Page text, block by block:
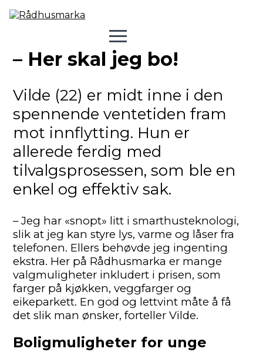
– Her skal jeg bo!
Vilde (22) er midt inne i den
spennende ventetiden fram
mot innflytting. Hun er
allerede ferdig med
tilvalgsprosessen, som ble en
enkel og effektiv sak.
– Jeg har «snopt» litt i smarthusteknologi,
slik at jeg kan styre lys, varme og låser fra
telefonen. Ellers behøvde jeg ingenting
ekstra. Her på Rådhusmarka er mange
valgmuligheter inkludert i prisen, som
farger på kjøkken, veggfarger og
eikeparkett. En god og lettvint måte å få
det slik man ønsker, forteller Vilde.
Boligmuligheter for unge